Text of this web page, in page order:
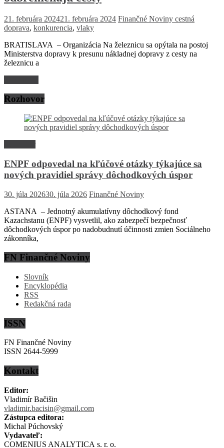
21. februára 202421. februára 2024 Finančné Noviny cestná
doprava, konkurencia, vlaky
BRATISLAVA – Organizácia Na železnicu sa opýtala na postoj
Ministerstva dopravy k presunu nákladnej dopravy z cesty na
železnicu a
Rozhovor
ENPF odpovedal na kľúčové otázky týkajúce sa
nových pravidiel správy dôchodkových úspor
30. júla 202630. júla 2026 Finančné Noviny
ASTANA – Jednotný akumulatívny dôchodkový fond
Kazachstanu (ENPF) vysvetlil, ako zabezpečí bezpečnosť
dôchodkových úspor po nadobudnutí účinnosti zmien Sociálneho
zákonníka,
FN Finančné Noviny
Slovník
Encyklopédia
RSS
Redakčná rada
ISSN
FN Finančné Noviny
ISSN 2644-5999
Kontakt
Editor:
Vladimír Bačišin
vladimir.bacisin@gmail.com
Zástupca editora:
Michal Púchovský
Vydavateľ:
COMENIUS ANALYTICA s. r. o.